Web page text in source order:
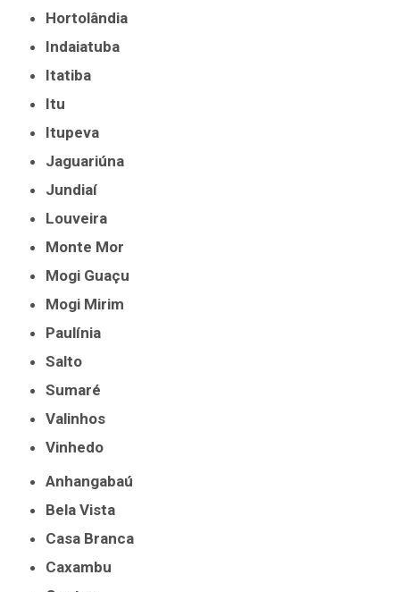
Hortolândia
Indaiatuba
Itatiba
Itu
Itupeva
Jaguariúna
Jundiaí
Louveira
Monte Mor
Mogi Guaçu
Mogi Mirim
Paulínia
Salto
Sumaré
Valinhos
Vinhedo
Anhangabaú
Bela Vista
Casa Branca
Caxambu